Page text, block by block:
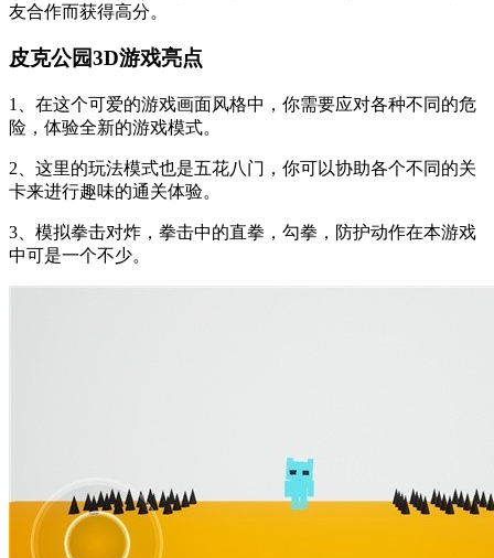
友合作而获得高分。
皮克公园3D游戏亮点
1、在这个可爱的游戏画面风格中，你需要应对各种不同的危
险，体验全新的游戏模式。
2、这里的玩法模式也是五花八门，你可以协助各个不同的关
卡来进行趣味的通关体验。
3、模拟拳击对炸，拳击中的直拳，勾拳，防护动作在本游戏
中可是一个不少。